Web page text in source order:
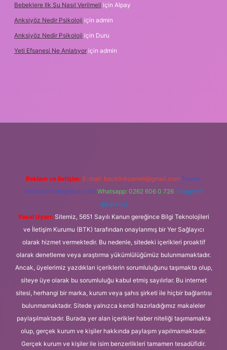
Bebeklere Ilk Su Nasıl Verilmeli için Alpay
Anksiyöz Nedir Psikoloji için admin
Anksiyöz Nedir Psikoloji için Duru
Yeti Efsanesi Ne Anlatıyor için admin
Reklam ve İletişim: E-mail: backlinkpaneli@gmail.com Teams:
forumhizmeti@gmail.com Whatsapp: 0262 606 0 726 Telegram:
@karabul
Yasal Uyarı: Sitemiz, 5651 Sayılı Kanun gereğince Bilgi Teknolojileri
ve İletişim Kurumu (BTK) tarafından onaylanmış bir Yer Sağlayıcı
olarak hizmet vermektedir. Bu nedenle, sitedeki içerikleri proaktif
olarak denetleme veya araştırma yükümlülüğümüz bulunmamaktadır.
Ancak, üyelerimiz yazdıkları içeriklerin sorumluluğunu taşımakta olup,
siteye üye olarak bu sorumluluğu kabul etmiş sayılırlar. Bu internet
sitesi, herhangi bir marka, kurum veya şahıs şirketi ile hiçbir bağlantısı
bulunmamaktadır. Sitede yalnızca kendi hazırladığımız makaleler
paylaşılmaktadır. Burada yer alan içerikler haber niteliği taşımamakta
olup, gerçek kurum ve kişiler hakkında paylaşım yapılmamaktadır.
Gerçek kurum ve kişiler ile isim benzerlikleri tamamen tesadüfidir.